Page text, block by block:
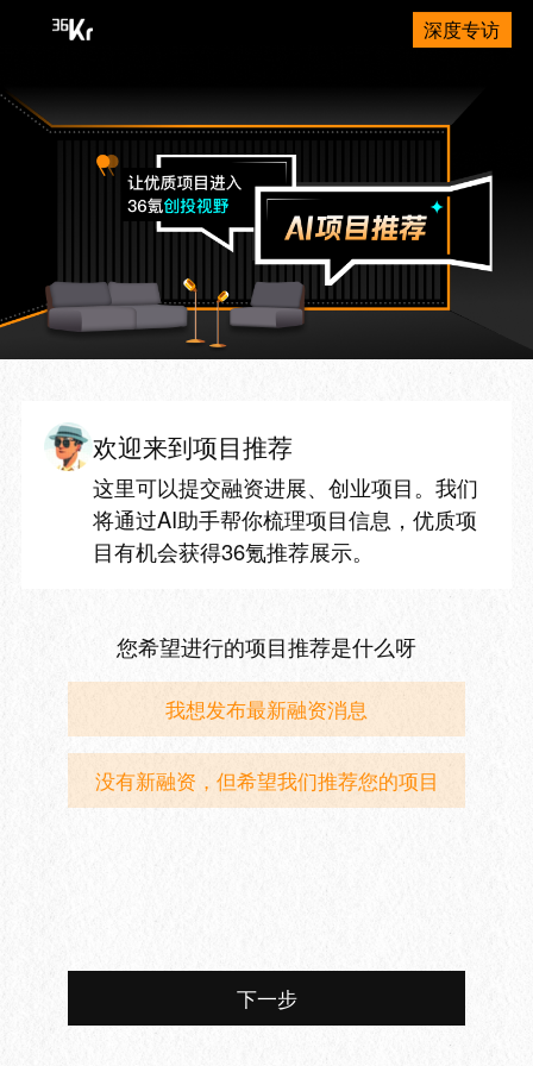
深度专访
欢迎来到项目推荐
这里可以提交融资进展、创业项目。我们
将通过AI助手帮你梳理项目信息，优质项
目有机会获得36氪推荐展示。
您希望进行的项目推荐是什么呀
我想发布最新融资消息
没有新融资，但希望我们推荐您的项目
下一步